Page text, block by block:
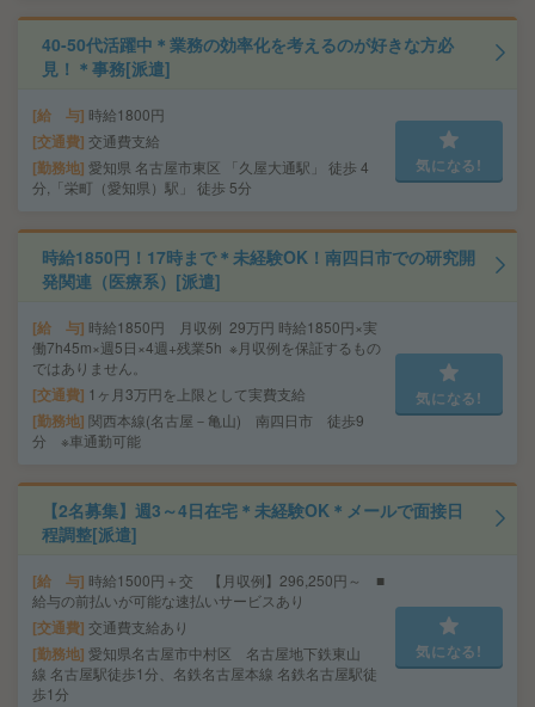
40-50代活躍中＊業務の効率化を考えるのが好きな方必
見！＊事務[派遣]
給 与 時給1800円
交通費 交通費支給
勤務地 愛知県 名古屋市東区 「久屋大通駅」 徒歩 4
分,「栄町（愛知県）駅」 徒歩 5分
気になる!
時給1850円！17時まで＊未経験OK！南四日市での研究開
発関連（医療系）[派遣]
給 与 時給1850円 月収例 29万円 時給1850円×実
働7h45m×週5日×4週+残業5h ※月収例を保証するもの
ではありません。
交通費 1ヶ月3万円を上限として実費支給
勤務地 関西本線(名古屋－亀山) 南四日市 徒歩9
分 ※車通勤可能
気になる!
【2名募集】週3～4日在宅＊未経験OK＊メールで面接日
程調整[派遣]
給 与 時給1500円＋交 【月収例】296,250円～ ■
給与の前払いが可能な速払いサービスあり
交通費 交通費支給あり
勤務地 愛知県名古屋市中村区 名古屋地下鉄東山
線 名古屋駅徒歩1分、名鉄名古屋本線 名鉄名古屋駅徒
歩1分
気になる!